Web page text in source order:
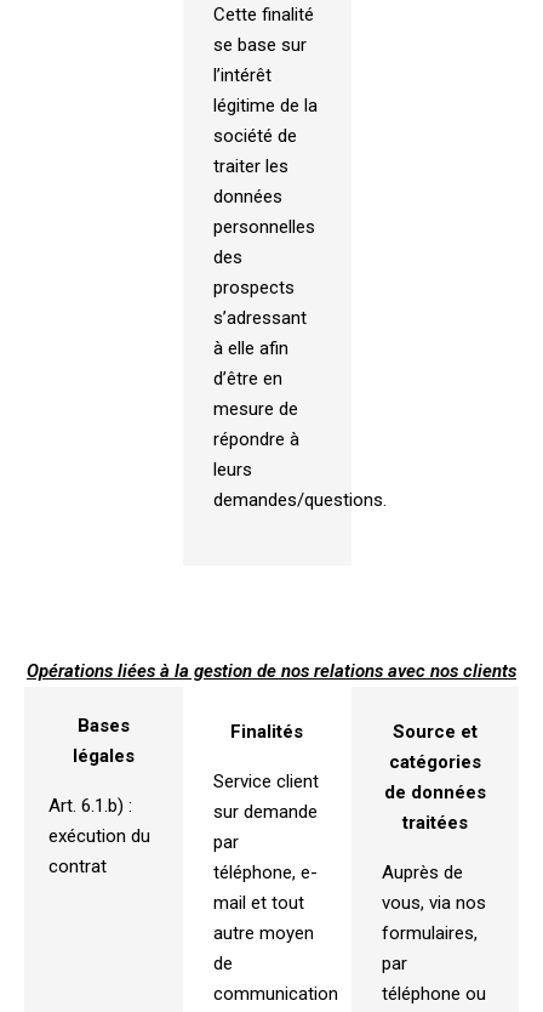
Cette finalité
se base sur
l’intérêt
légitime de la
société de
traiter les
données
personnelles
des
prospects
s’adressant
à elle afin
d’être en
mesure de
répondre à
leurs
demandes/questions.
Opérations liées à la gestion de nos relations avec nos clients
Bases
légales
Art. 6.1.b) :
exécution du
contrat
Finalités
Service client
sur demande
par
téléphone, e-
mail et tout
autre moyen
de
communication
Source et
catégories
de données
traitées
Auprès de
vous, via nos
formulaires,
par
téléphone ou